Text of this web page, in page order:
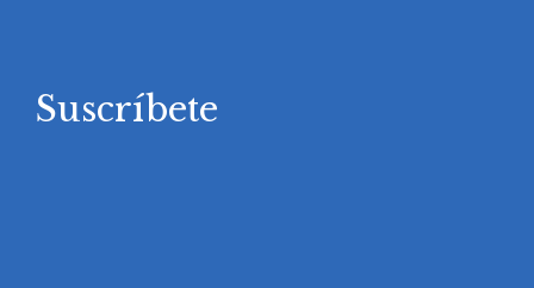
Suscríbete